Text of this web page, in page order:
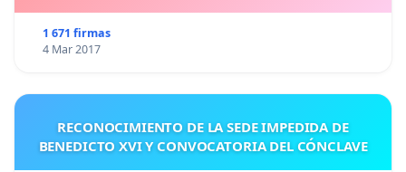
1 671 firmas
4 Mar 2017
RECONOCIMIENTO DE LA SEDE IMPEDIDA DE
BENEDICTO XVI Y CONVOCATORIA DEL CÓNCLAVE